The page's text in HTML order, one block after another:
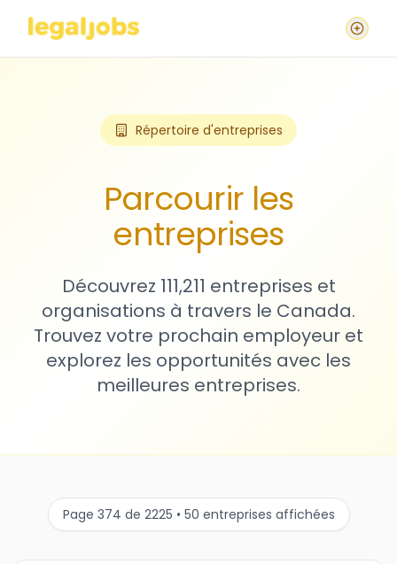
Répertoire d'entreprises
Parcourir les
entreprises
Découvrez 111,211 entreprises et
organisations à travers le Canada.
Trouvez votre prochain employeur et
explorez les opportunités avec les
meilleures entreprises.
Page 374 de 2225 • 50 entreprises affichées